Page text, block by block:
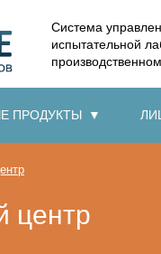
Система
испытательной
ПРОДУКТЫ
центр